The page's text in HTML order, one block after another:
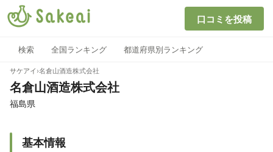
口コミを投稿
検索 全国ランキング 都道府県別ランキング
サケアイ ›名倉山酒造株式会社
名倉山酒造株式会社
福島県
基本情報